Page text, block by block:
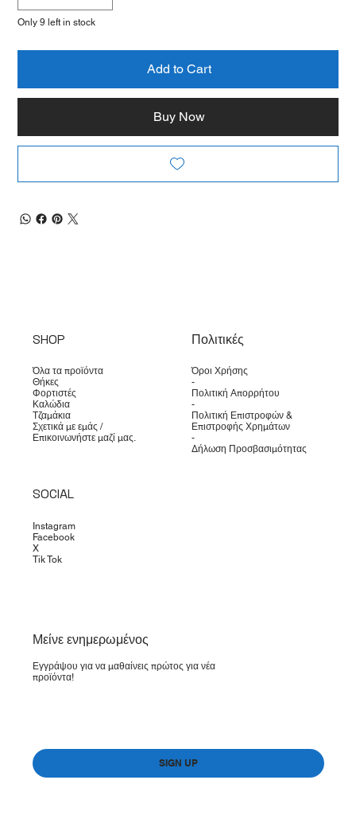
Only 9 left in stock
Add to Cart
Buy Now
SHOP
Όλα τα προϊόντα
Θήκες
Φορτιστές
Καλώδια
Τζαμάκια
Σχετικά με εμάς /
Επικοινωνήστε μαζί μας.
Πολιτικές
Όροι Χρήσης
-
Πολιτική Απορρήτου
-
Πολιτική Επιστροφών &
Επιστροφής Χρημάτων
-
Δήλωση Προσβασιμότητας
SOCIAL
Instagram
Facebook
X
Tik Tok
​Μείνε ενημερωμένος
Εγγράψου για να μαθαίνεις πρώτος για νέα
προϊόντα!
SIGN UP